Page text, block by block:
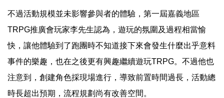
不過活動規模並未影響參與者的體驗，第一屆嘉義地區
TRPG推廣會玩家李先生認為，遊玩的氛圍及過程相當愉
快，讓他體驗到了跑團時不知道接下來會發生什麼出乎意料
事件的樂趣，也在之後更有興趣繼續遊玩TRPG。不過他也
注意到，創建角色採現場進行，導致前置時間過長，活動總
時長超出預期，流程規劃尚有改善空間。